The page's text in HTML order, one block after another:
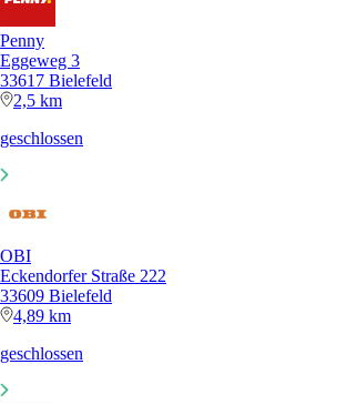
Penny
Eggeweg 3
33617 Bielefeld
2,5 km
geschlossen
OBI
Eckendorfer Straße 222
33609 Bielefeld
4,89 km
geschlossen